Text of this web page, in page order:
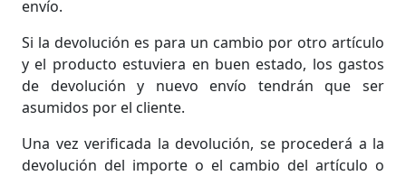
envío.
Si la devolución es para un cambio por otro artículo
y el producto estuviera en buen estado, los gastos
de devolución y nuevo envío tendrán que ser
asumidos por el cliente.
Una vez verificada la devolución, se procederá a la
devolución del importe o el cambio del artículo o